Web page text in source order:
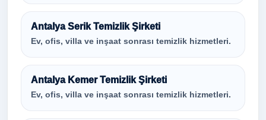
Antalya Serik Temizlik Şirketi
Ev, ofis, villa ve inşaat sonrası temizlik hizmetleri.
Antalya Kemer Temizlik Şirketi
Ev, ofis, villa ve inşaat sonrası temizlik hizmetleri.